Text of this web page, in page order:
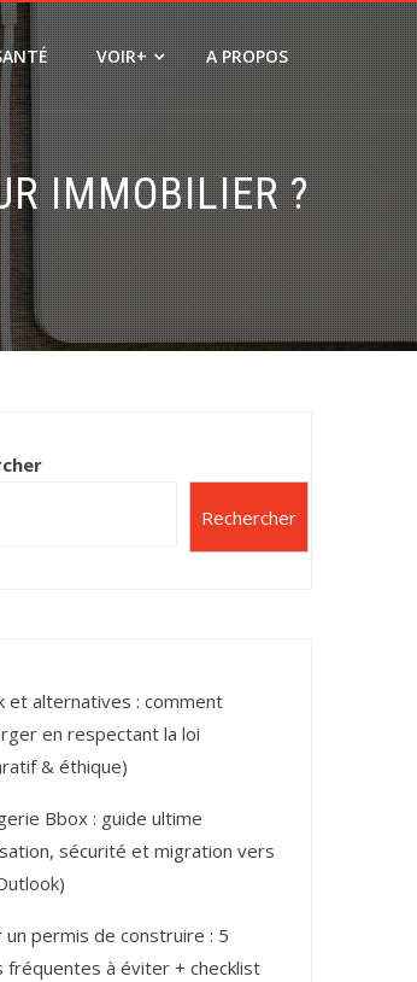
VOIR+ A PROPOS
IMMOBILIER ?
Rechercher
et alternatives : comment
en respectant la loi
& éthique)
Bbox : guide ultime
sécurité et migration vers
un permis de construire : 5
fréquentes à éviter + checklist